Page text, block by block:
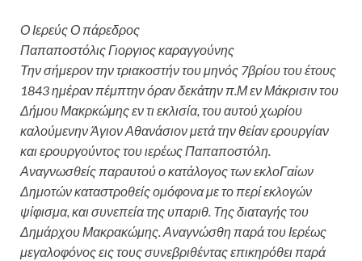
Ο Ιερεύς Ο πάρεδρος
Παπαποστόλις Γιοργιος καραγγούνης
Την σήμερον την τριακοστήν του μηνός 7βρίου του έτους
1843 ημέραν πέμπτην όραν δεκάτην π.Μ εν Μάκρισιν του
Δήμου Μακρκώμης εν τι εκλισία, του αυτού χωρίου
καλούμενην Άγιον Αθανάσιον μετά την θείαν ερουργίαν
και ερουργούντος του ιερέως Παπαποστόλη.
Αναγνωσθείς παραυτού ο κατάλογος των εκλοΓαίων
Δημοτών καταστροθείς ομόφονα με το περί εκλογών
ψίφισμα, και συνεπεία της υπαριθ. Της διαταγής του
Δημάρχου Μακρακώμης. Αναγνώσθη παρά του Ιερέως
μεγαλοφόνος εις τους συνεβριθέντας επικηρόθει παρά